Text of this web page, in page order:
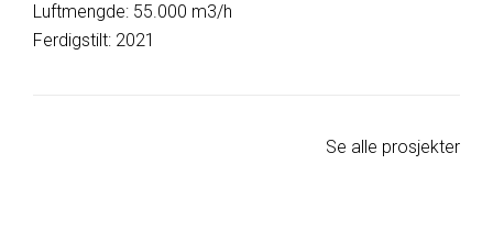
Luftmengde: 55.000 m3/h
Ferdigstilt: 2021
Se alle prosjekter